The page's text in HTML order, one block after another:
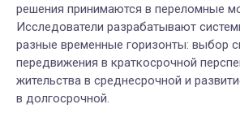
решения принимаются в переломные
Исследователи разрабатывают
разные временные горизонты: выбор
передвижения в краткосрочной
жительства в среднесрочной и
в долгосрочной.